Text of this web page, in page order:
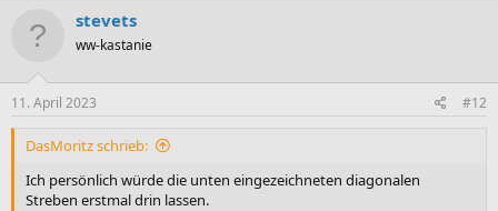
stevets
ww-kastanie
11. April 2023 #12
DasMoritz schrieb:
Ich persönlich würde die unten eingezeichneten diagonalen
Streben erstmal drin lassen.